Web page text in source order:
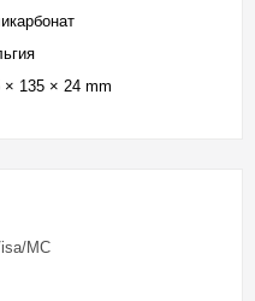
× 135 × 24 mm
MC